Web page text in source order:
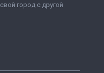
город с другой